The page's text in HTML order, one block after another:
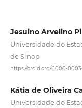
Jesuino Arvelino
Universidade do
de Sinop
https://orcid.org/0000-
Kátia de Oliveira
Universidade do